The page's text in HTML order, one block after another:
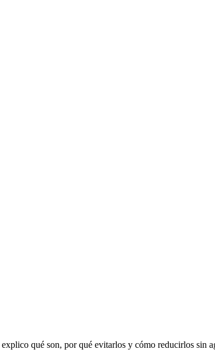
qué son, por qué evitarlos y cómo reducirlos sin